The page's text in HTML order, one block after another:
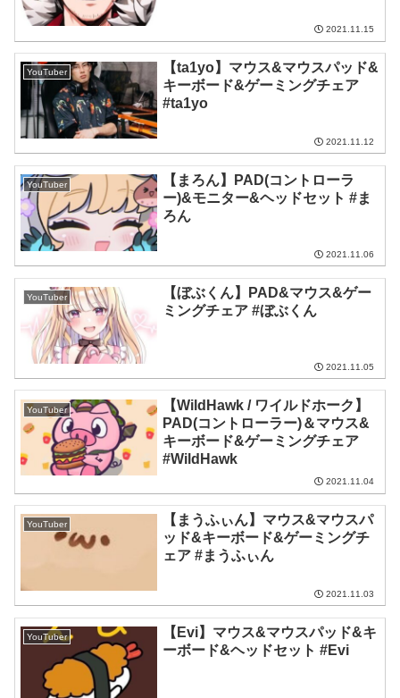
2021.11.15
YouTuber
【ta1yo】マウス&マウスパッド&
キーボード&ゲーミングチェア
#ta1yo
2021.11.12
YouTuber
【まろん】PAD(コントローラ
ー)&モニター&ヘッドセット #ま
ろん
2021.11.06
YouTuber
【ぼぶくん】PAD&マウス&ゲー
ミングチェア #ぼぶくん
2021.11.05
YouTuber
【WildHawk / ワイルドホーク】
PAD(コントローラー)＆マウス&
キーボード&ゲーミングチェア
#WildHawk
2021.11.04
YouTuber
【まうふぃん】マウス&マウスパ
ッド&キーボード&ゲーミングチ
ェア #まうふぃん
2021.11.03
YouTuber
【Evi】マウス&マウスパッド&キ
ーボード&ヘッドセット #Evi